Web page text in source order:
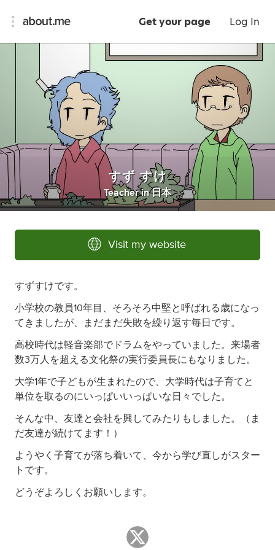
Get your page Log In
すず すけ
Teacher in日本
Visit my website
すずすけです。
小学校の教員10年目、そろそろ中堅と呼ばれる歳になっ
てきましたが、まだまだ失敗を繰り返す毎日です。
高校時代は軽音楽部でドラムをやっていました。来場者
数3万人を超える文化祭の実行委員長にもなりました。
大学1年で子どもが生まれたので、大学時代は子育てと
単位を取るのにいっぱいいっぱいな日々でした。
そんな中、友達と会社を興してみたりもしました。（ま
だ友達が続けてます！）
ようやく子育てが落ち着いて、今から学び直しがスター
トです。
どうぞよろしくお願いします。